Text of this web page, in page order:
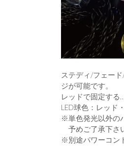
ステディ/フェー
ジが可能です。
レッドで固定する
LED球色：レッド
※単色発光以外の
予めご了承下さ
※別途パワーコン